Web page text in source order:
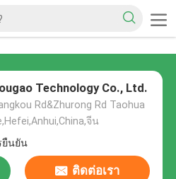
Technology Co., Ltd.
Rd&Zhurong Rd Taohua
จีน
ยืนยัน
ติดต่อเรา